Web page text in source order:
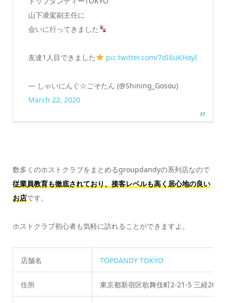
山下凌駕副主任に
会いに行ってきました
友達1人目できました pic.twitter.com/7dI6uKHoyI
— しゃいにんぐ☆ごそたん (@Shining_Gosou)
March 22, 2020
数多くのホストクラブをまとめるgroupdandyの系列店なので
従業員教育も徹底されており、接客レベルも高く居心地の良い
お店です。
ホストクラブ初心者も気軽に訪れることができますよ。
店舗名 TOPDANDYTOKYO
住所 東京都新宿区歌舞伎町2-21-5 三経20ビ